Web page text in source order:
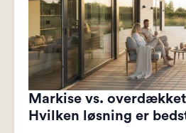
Markise vs.
Hvilken løsning er